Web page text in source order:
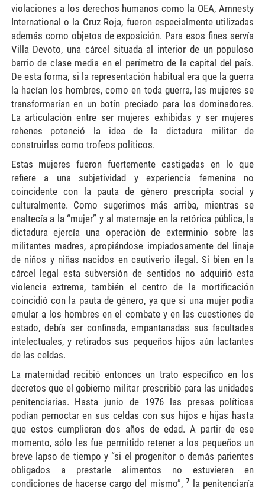
violaciones a los derechos humanos como la OEA, Amnesty
International o la Cruz Roja, fueron especialmente utilizadas
además como objetos de exposición. Para esos fines servía
Villa Devoto, una cárcel situada al interior de un populoso
barrio de clase media en el perímetro de la capital del país.
De esta forma, si la representación habitual era que la guerra
la hacían los hombres, como en toda guerra, las mujeres se
transformarían en un botín preciado para los dominadores.
La articulación entre ser mujeres exhibidas y ser mujeres
rehenes potenció la idea de la dictadura militar de
construirlas como trofeos políticos.
Estas mujeres fueron fuertemente castigadas en lo que
refiere a una subjetividad y experiencia femenina no
coincidente con la pauta de género prescripta social y
culturalmente. Como sugerimos más arriba, mientras se
enaltecía a la “mujer” y al maternaje en la retórica pública, la
dictadura ejercía una operación de exterminio sobre las
militantes madres, apropiándose impiadosamente del linaje
de niños y niñas nacidos en cautiverio ilegal. Si bien en la
cárcel legal esta subversión de sentidos no adquirió esta
violencia extrema, también el centro de la mortificación
coincidió con la pauta de género, ya que si una mujer podía
emular a los hombres en el combate y en las cuestiones de
estado, debía ser confinada, empantanadas sus facultades
intelectuales, y retirados sus pequeños hijos aún lactantes
de las celdas.
La maternidad recibió entonces un trato específico en los
decretos que el gobierno militar prescribió para las unidades
penitenciarias. Hasta junio de 1976 las presas políticas
podían pernoctar en sus celdas con sus hijos e hijas hasta
que estos cumplieran dos años de edad. A partir de ese
momento, sólo les fue permitido retener a los pequeños un
breve lapso de tiempo y “si el progenitor o demás parientes
obligados a prestarle alimentos no estuvieren en
condiciones de hacerse cargo del mismo”, 7
la penitenciaría